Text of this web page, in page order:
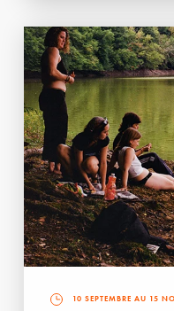
10 SEPTEMBRE AU 15